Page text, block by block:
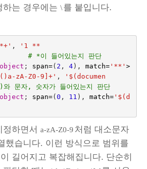
하는 경우에는 \를 붙입니다.
,
'1 **
# *이 들어있는지 판단
object ; span=( 2 , 4), match='**' >
zA-Z0-9]+' ,
'$(documen
문자, 숫자가 들어있는지 판단
object ; span=(0 , 11 ), match='$(d
하면서 a-zA-Z0-9 처럼 대소문자
했습니다. 이런 방식으로 범위를
길어지고 복잡해집니다. 단순히